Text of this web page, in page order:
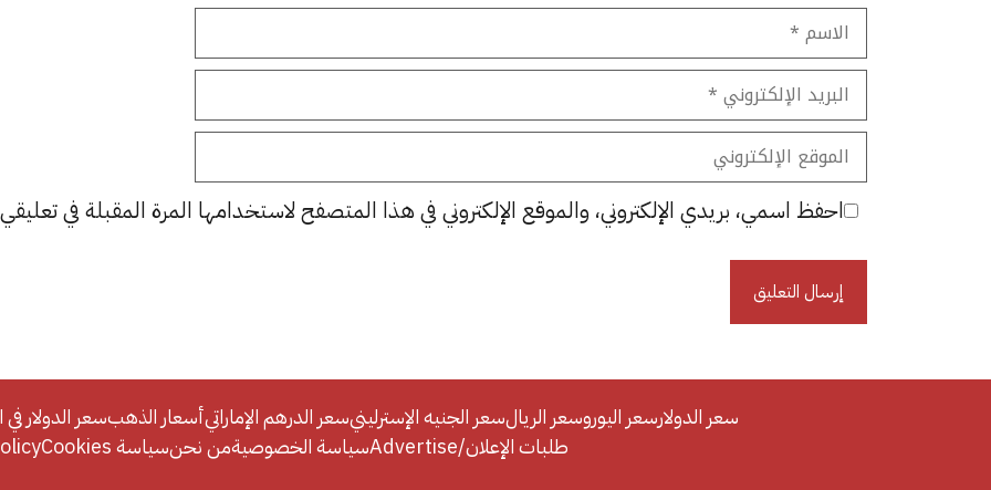
الاسم
البريد
الإلكتروني
الموقع
الإلكتروني
احفظ اسمي، بريدي الإلكتروني، والموقع الإلكتروني في هذا المتصفح لاستخدامها المرة المقبلة في
سعر الدولارسعر اليوروسعر الريالسعر الجنيه الإسترلينيسعر الدرهم الإماراتيأسعار الذهبسعر الدولار في
طلبات الإعلان/Advertise
سياسة الخصوصيةمن نحنسياسة Cookies